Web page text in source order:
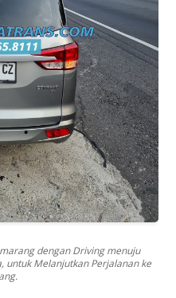
dengan Driving menuju
untuk Melanjutkan Perjalanan ke